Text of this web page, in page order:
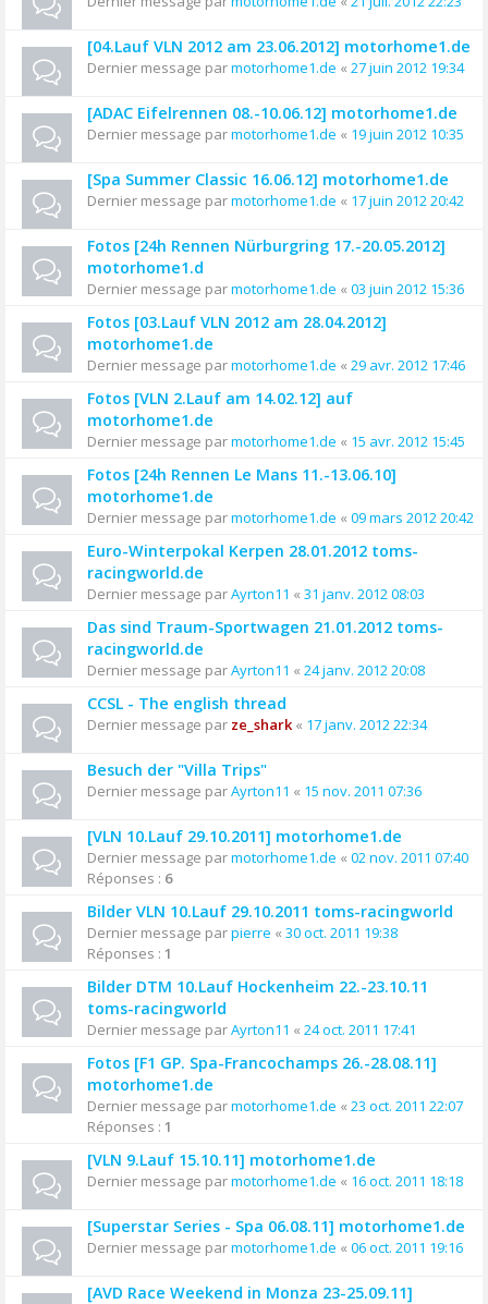
[04.Lauf VLN 2012 am 23.06.2012] motorhome1.de
Dernier message parmotorhome1.de « 27 juin 2012 19:34
[ADAC Eifelrennen 08.-10.06.12] motorhome1.de
Dernier message parmotorhome1.de « 19 juin 2012 10:35
[Spa Summer Classic 16.06.12] motorhome1.de
Dernier message parmotorhome1.de « 17 juin 2012 20:42
Fotos [24h Rennen Nürburgring 17.-20.05.2012]
motorhome1.d
Dernier message parmotorhome1.de « 03 juin 2012 15:36
Fotos [03.Lauf VLN 2012 am 28.04.2012]
motorhome1.de
Dernier message parmotorhome1.de « 29 avr. 2012 17:46
Fotos [VLN 2.Lauf am 14.02.12] auf
motorhome1.de
Dernier message parmotorhome1.de « 15 avr. 2012 15:45
Fotos [24h Rennen Le Mans 11.-13.06.10]
motorhome1.de
Dernier message parmotorhome1.de « 09 mars 2012 20:42
Euro-Winterpokal Kerpen 28.01.2012 toms-
racingworld.de
Dernier message parAyrton11 « 31 janv. 2012 08:03
Das sind Traum-Sportwagen 21.01.2012 toms-
racingworld.de
Dernier message parAyrton11 « 24 janv. 2012 20:08
CCSL - The english thread
Dernier message par ze_shark« 17 janv. 2012 22:34
Besuch der "Villa Trips"
Dernier message parAyrton11 « 15 nov. 2011 07:36
[VLN 10.Lauf 29.10.2011] motorhome1.de
Dernier message parmotorhome1.de « 02 nov. 2011 07:40
Réponses : 6
Bilder VLN 10.Lauf 29.10.2011 toms-racingworld
Dernier message parpierre « 30 oct. 2011 19:38
Réponses : 1
Bilder DTM 10.Lauf Hockenheim 22.-23.10.11
toms-racingworld
Dernier message parAyrton11 « 24 oct. 2011 17:41
Fotos [F1 GP. Spa-Francochamps 26.-28.08.11]
motorhome1.de
Dernier message parmotorhome1.de « 23 oct. 2011 22:07
Réponses : 1
[VLN 9.Lauf 15.10.11] motorhome1.de
Dernier message parmotorhome1.de « 16 oct. 2011 18:18
[Superstar Series - Spa 06.08.11] motorhome1.de
Dernier message parmotorhome1.de « 06 oct. 2011 19:16
[AVD Race Weekend in Monza 23-25.09.11]